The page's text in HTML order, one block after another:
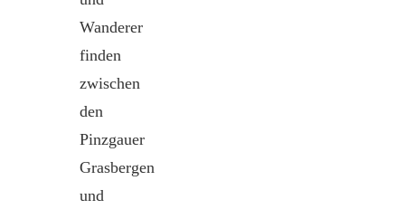
Wanderer
finden
zwischen
den
Pinzgauer
Grasbergen
und